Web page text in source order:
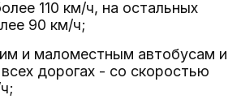
110 км/ч, на остальных
90 км/ч;
и маломестным автобусам и
дорогах - со скоростью